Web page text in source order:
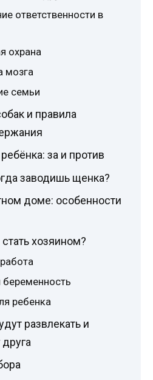
ответственности в
охрана
мозга
семьи
и правила
за и против
заводишь щенка?
доме: особенности
хозяином?
беременность
ребенка
развлекать и